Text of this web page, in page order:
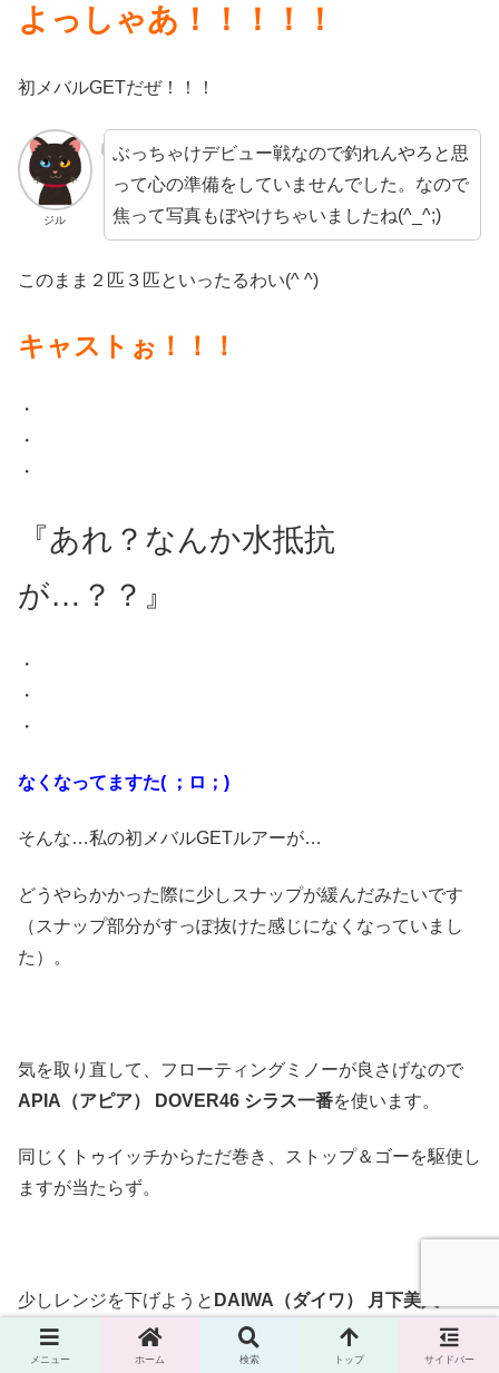
よっしゃあ！！！！！
初メバルGETだぜ！！！
ジル
ぶっちゃけデビュー戦なので釣れんやろと思
って心の準備をしていませんでした。なので
焦って写真もぼやけちゃいましたね(^_^;)
このまま２匹３匹といったるわい(^ ^)
キャストぉ！！！
・
・
・
『あれ？なんか水抵抗
が…？？』
・
・
・
なくなってますた( ；ロ；)
そんな…私の初メバルGETルアーが…
どうやらかかった際に少しスナップが緩んだみたいです
（スナップ部分がすっぽ抜けた感じになくなっていまし
た）。
気を取り直して、フローティングミノーが良さげなので
APIA（アピア） DOVER46 シラス一番を使います。
同じくトゥイッチからただ巻き、ストップ＆ゴーを駆使し
ますが当たらず。
少しレンジを下げようと DAIWA（ダイワ） 月下美人SW
ライトジグヘッドss 2.0 #8+シラスビーム 2.8インチ オー
ロラシラス
にチェンジ。
メニュー ホーム 検索 トップ サイドバー